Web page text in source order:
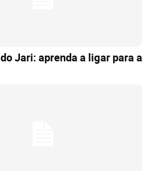
Jari: aprenda a ligar para a